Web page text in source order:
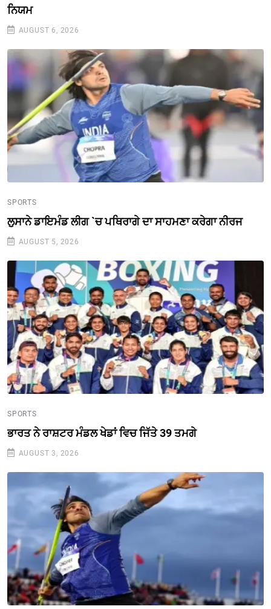
ਨਿਯਮ
AUGUST 6, 2026
SPORTS
ਲੁਸਾਨੇ ਡਾਇਮੰਡ ਲੀਗ `ਚ ਪਥਿਰਾਗੇ ਦਾ ਸਾਹਮਣਾ ਕਰੇਗਾ ਨੀਰਜ
AUGUST 5, 2026
SPORTS
ਭਾਰਤ ਨੇ ਰਾਸ਼ਟਰ ਮੰਡਲ ਖੇਡਾਂ ਵਿਚ ਜਿੱਤੇ 39 ਤਮਗੇ
AUGUST 3, 2026